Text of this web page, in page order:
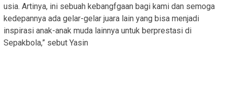
usia. Artinya, ini sebuah kebangfgaan bagi kami dan semoga
kedepannya ada gelar-gelar juara lain yang bisa menjadi
inspirasi anak-anak muda lainnya untuk berprestasi di
Sepakbola,” sebut Yasin